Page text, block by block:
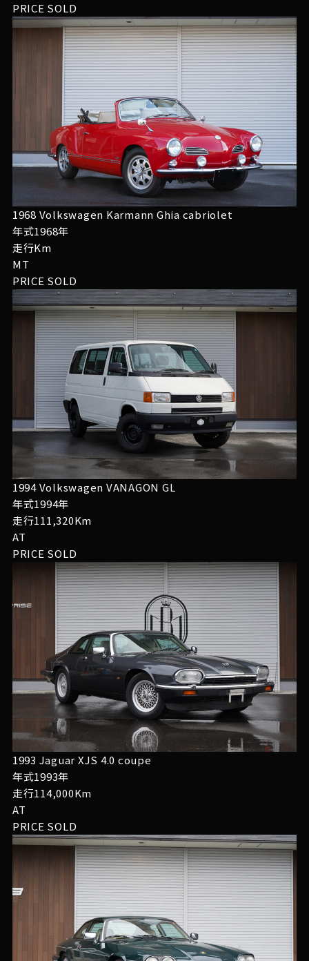
PRICE SOLD
1968 Volkswagen Karmann Ghia cabriolet
年式1968年
走行Km
MT
PRICE SOLD
1994 Volkswagen VANAGON GL
年式1994年
走行111,320Km
AT
PRICE SOLD
1993 Jaguar XJS 4.0 coupe
年式1993年
走行114,000Km
AT
PRICE SOLD